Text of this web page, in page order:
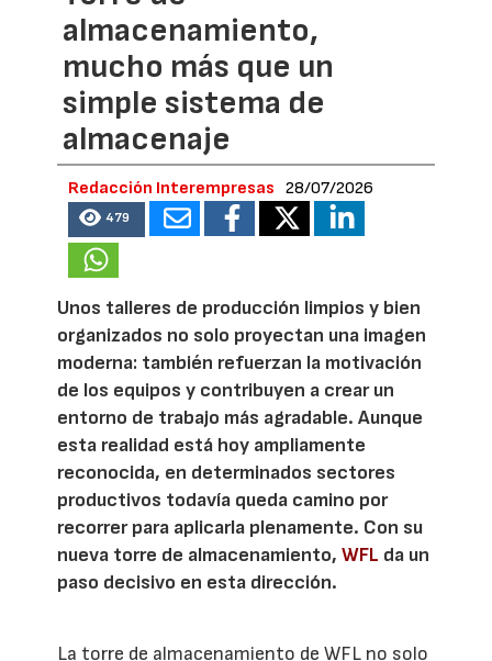
almacenamiento,
mucho más que un
simple sistema de
almacenaje
Redacción Interempresas 28/07/2026
479
Unos talleres de producción limpios y bien
organizados no solo proyectan una imagen
moderna: también refuerzan la motivación
de los equipos y contribuyen a crear un
entorno de trabajo más agradable. Aunque
esta realidad está hoy ampliamente
reconocida, en determinados sectores
productivos todavía queda camino por
recorrer para aplicarla plenamente. Con su
nueva torre de almacenamiento,WFL da un
paso decisivo en esta dirección.
La torre de almacenamiento de WFL no solo